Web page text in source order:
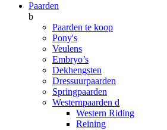
Paarden
b
Paarden te koop
Pony's
Veulens
Embryo’s
Dekhengsten
Dressuurpaarden
Springpaarden
Westernpaarden d
Western Riding
Reining